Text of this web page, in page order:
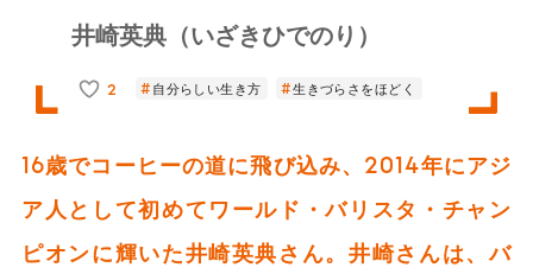
井崎英典（いざきひでのり）
2 自分らしい生き方 生きづらさをほどく
16歳でコーヒーの道に飛び込み、2014年にアジ
ア人として初めてワールド・バリスタ・チャン
ピオンに輝いた井崎英典さん。井崎さんは、バ